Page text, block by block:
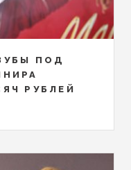
ПОД
РУБЛЕЙ